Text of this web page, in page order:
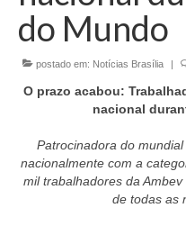
Currículo
do Mundo
postado em: Notícias Brasília |
O prazo acabou:
nacional
Patrocinadora do
nacionalmente com a
mil trabalhadores da
de todas as